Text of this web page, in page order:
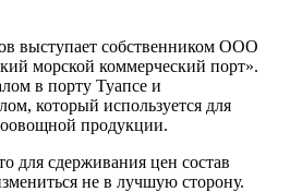
выступает собственником ООО
морской коммерческий порт».
в порту Туапсе и
который используется для
продукции.
для сдерживания цен состав
не в лучшую сторону.